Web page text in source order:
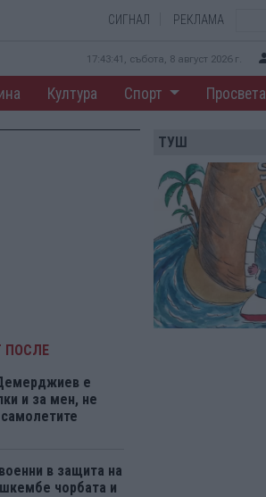
СИГНАЛ РЕКЛАМА
17:43:42, събота, 8 август 2026 г.
Култура Спорт Просвета
ПОСЛЕ
е
и за мен, не
в защита на
чорбата и
ТУШ